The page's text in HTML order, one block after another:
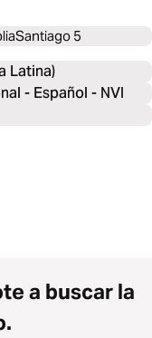
Santiago 5
Latina)
- Español - NVI
a buscar la